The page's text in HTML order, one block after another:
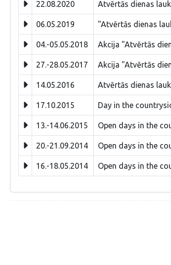
22.08.2020 Atvērtās dienas
06.05.2019 "Atvērtās dienas
04.-05.05.2018 Akcija "Atvērtās
27.-28.05.2017 Akcija "Atvērtās
14.05.2016 Atvērtās dienas
17.10.2015 Day in the
13.-14.06.2015 Open days in the
20.-21.09.2014 Open days in the
16.-18.05.2014 Open days in the